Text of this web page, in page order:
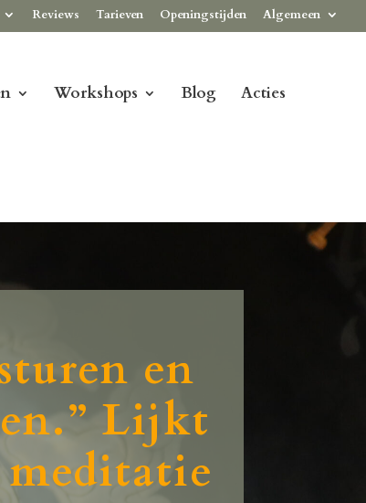
Reviews Tarieven Openingstijden Algemeen
Workshops Blog Acties
en
Lijkt